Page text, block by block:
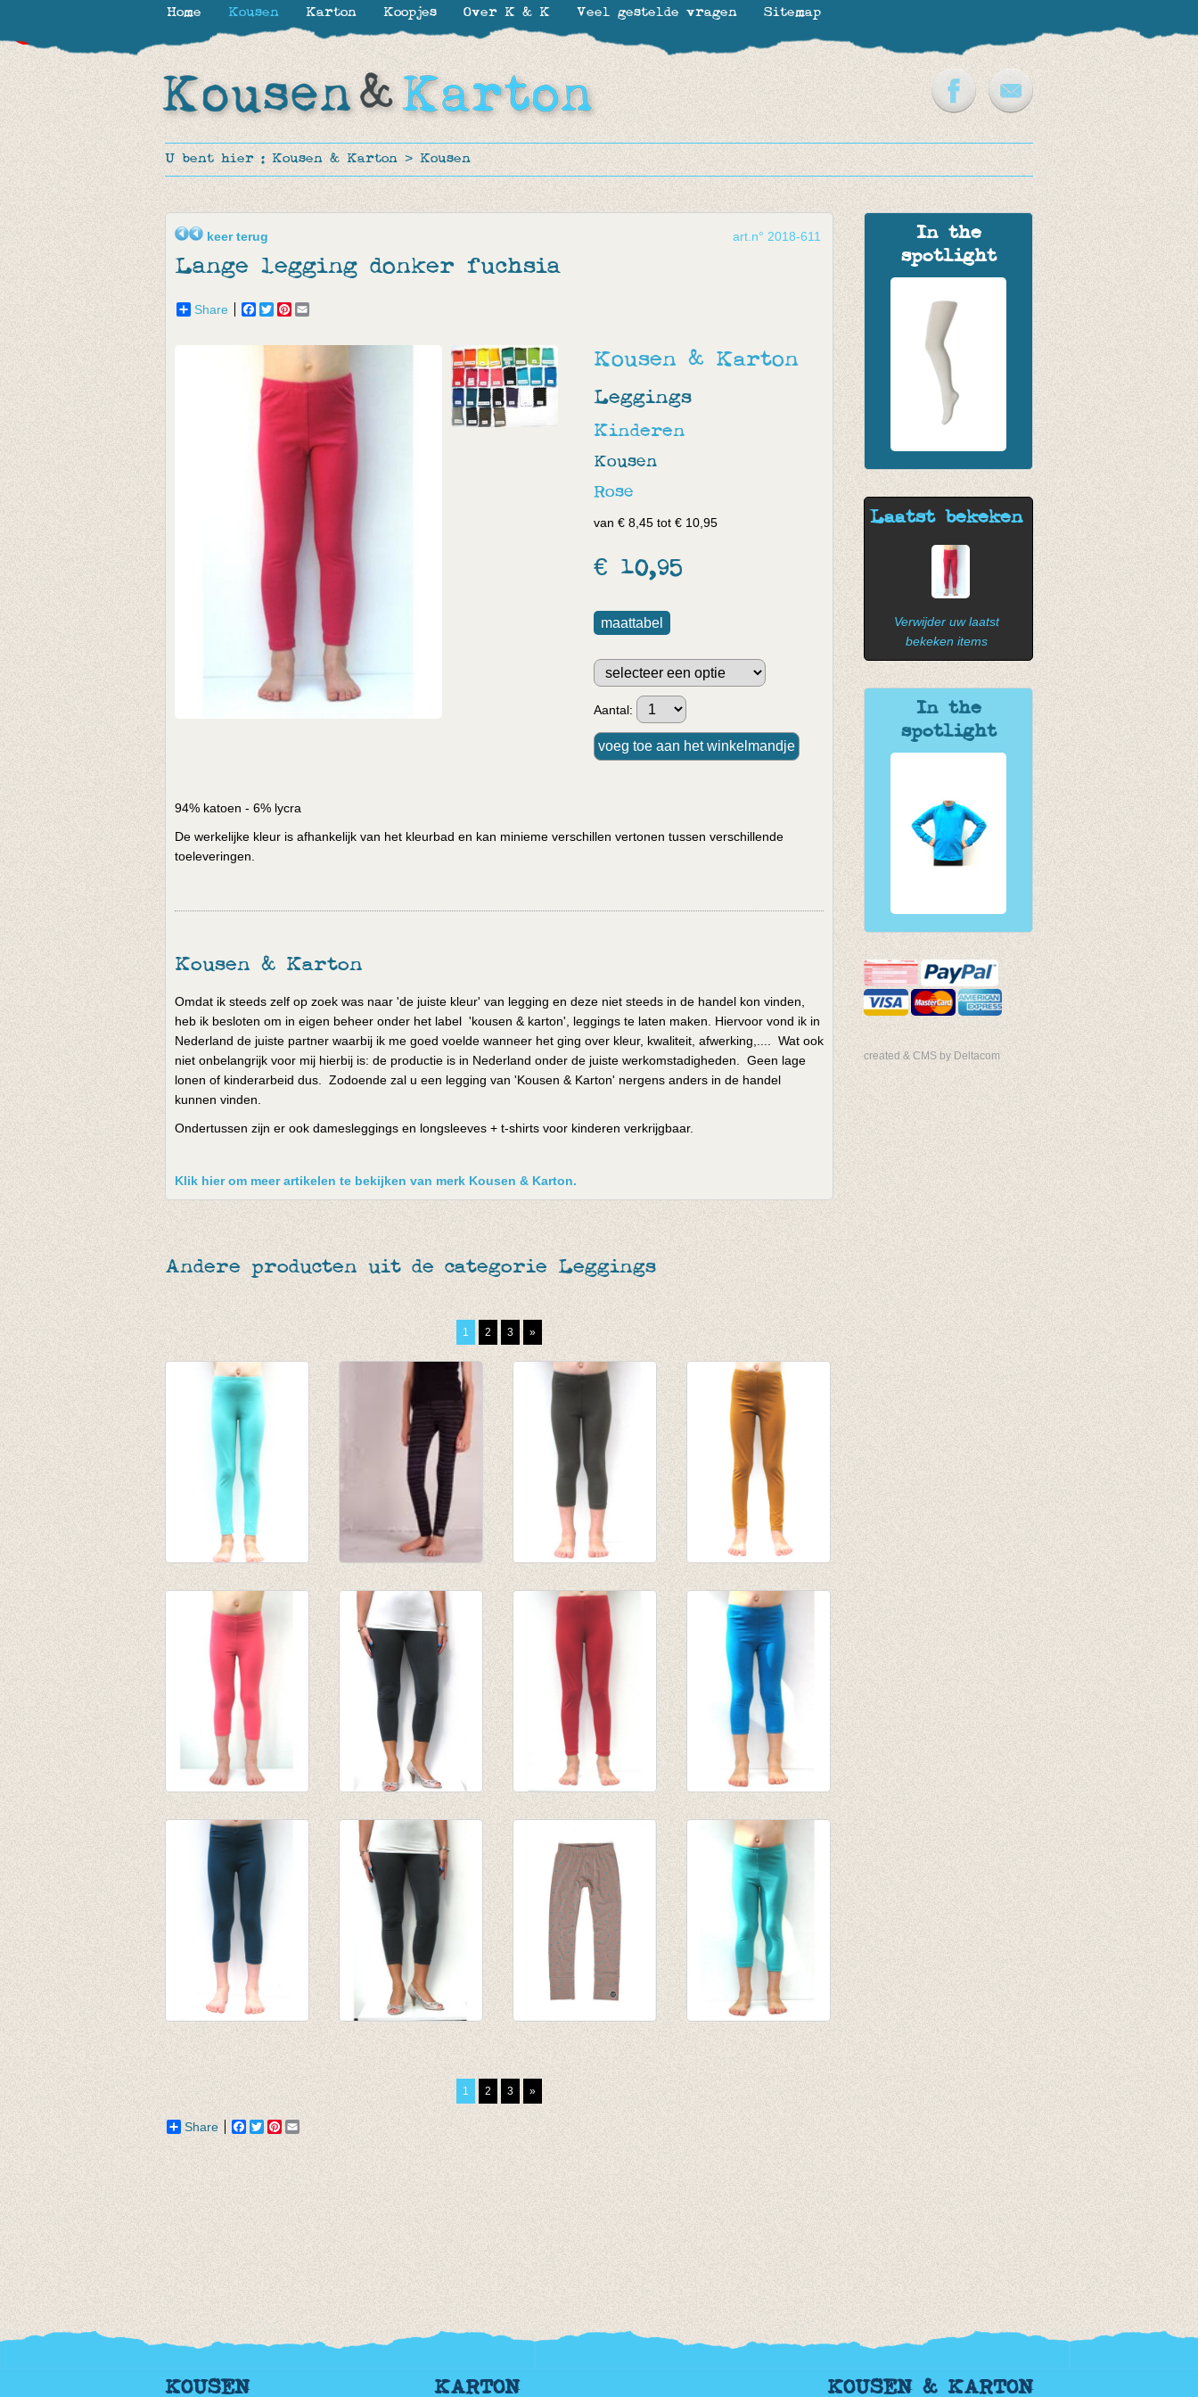
U bent hier : Kousen & Karton > Kousen
In the
spotlight
Laatst bekeken
Verwijder uw laatst
bekeken items
In the
spotlight
created & CMS by Deltacom
art.n° 2018-611
keer terug
Lange legging donker fuchsia
Share Facebook
TwitterPinterest
Kousen & Karton
Leggings
Kinderen
Kousen
Rose
van € 8,45 tot € 10,95
€ 10,95
maattabel
Aantal:
94% katoen - 6% lycra
De werkelijke kleur is afhankelijk van het kleurbad en kan minieme verschillen vertonen tussen verschillende
toeleveringen.
Kousen & Karton
Omdat ik steeds zelf op zoek was naar 'de juiste kleur' van legging en deze niet steeds in de handel kon vinden,
heb ik besloten om in eigen beheer onder het label 'kousen & karton', leggings te laten maken. Hiervoor vond ik in
Nederland de juiste partner waarbij ik me goed voelde wanneer het ging over kleur, kwaliteit, afwerking,.... Wat ook
niet onbelangrijk voor mij hierbij is: de productie is in Nederland onder de juiste werkomstadigheden. Geen lage
lonen of kinderarbeid dus. Zodoende zal u een legging van 'Kousen & Karton' nergens anders in de handel
kunnen vinden.
Ondertussen zijn er ook damesleggings en longsleeves + t-shirts voor kinderen verkrijgbaar.
Klik hier om meer artikelen te bekijken van merk Kousen & Karton.
Andere producten uit de categorie Leggings
1 2 3 »
€ 10,95
broek/legging zwart
€ 32,00
€ 18,00
van € 4,75
cognac
€ 10,95
van € 4,75
tot € 9,50
antraciet
€ 19,95
€ 6,95
€ 10,95
turquoise
van € 4,75
tot € 9,50
vogeltjes
€ 32,00
1 2 3 »
Share Facebook
TwitterPinterest
KOUSEN KARTON KOUSEN & KARTON
Home Kousen Karton Koopjes Over K & K Veel gestelde vragen Sitemap